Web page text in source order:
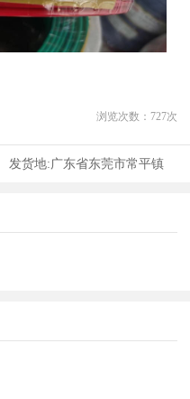
浏览次数： 727次
发货地:广东省东莞市常平镇